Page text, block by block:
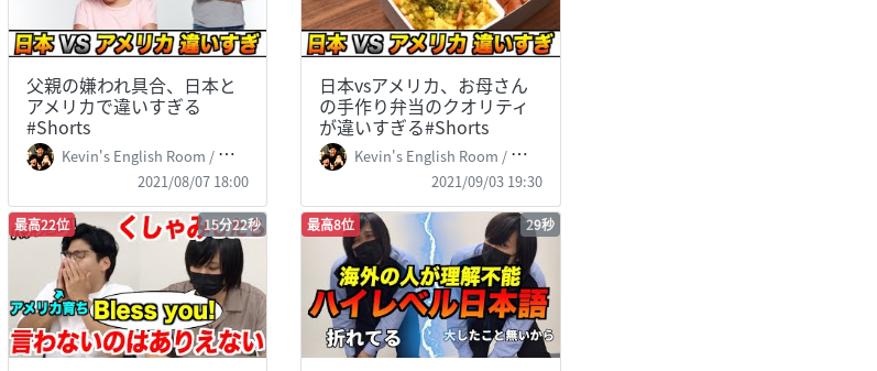
父親の嫌われ具合、日本と
アメリカで違いすぎる
#Shorts
Kevin's English Room / 掛山ケビ志郎
2021/08/07 18:00
日本vsアメリカ、お母さん
の手作り弁当のクオリティ
が違いすぎる#Shorts
Kevin's English Room / 掛山ケビ志郎
2021/09/03 19:30
最高22位 15分22秒 最高8位 29秒